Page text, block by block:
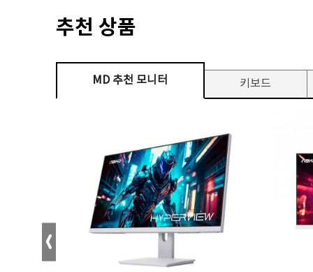
추천 상품
MD 추천 모니터 키보드